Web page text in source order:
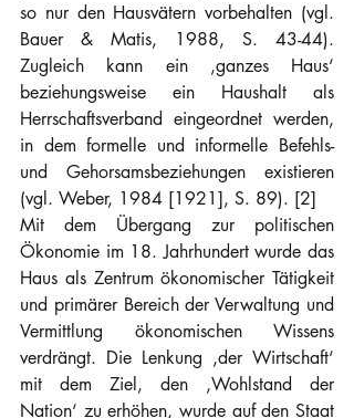
so nur den Hausvätern vorbehalten (vgl.
Bauer & Matis, 1988, S. 43-44).
Zugleich kann ein ‚ganzes Haus‘
beziehungsweise ein Haushalt als
Herrschaftsverband eingeordnet werden,
in dem formelle und informelle Befehls-
und Gehorsamsbeziehungen existieren
(vgl. Weber, 1984 [1921], S. 89). [2]
Mit dem Übergang zur politischen
Ökonomie im 18. Jahrhundert wurde das
Haus als Zentrum ökonomischer Tätigkeit
und primärer Bereich der Verwaltung und
Vermittlung ökonomischen Wissens
verdrängt. Die Lenkung ‚der Wirtschaft‘
mit dem Ziel, den ‚Wohlstand der
Nation‘ zu erhöhen, wurde auf den Staat